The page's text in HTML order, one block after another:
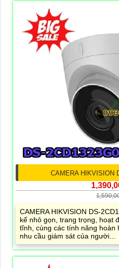
CAMERA HIKVISION
CAMERA HIKVISION DS-
kế nhỏ gọn, trang trọng, hoạt
tĩnh, cùng các tính năng hoàn
nhu cầu giám sát của người...